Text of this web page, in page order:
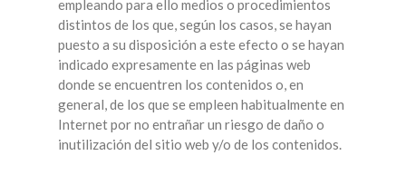
empleando para ello medios o procedimientos
distintos de los que, según los casos, se hayan
puesto a su disposición a este efecto o se hayan
indicado expresamente en las páginas web
donde se encuentren los contenidos o, en
general, de los que se empleen habitualmente en
Internet por no entrañar un riesgo de daño o
inutilización del sitio web y/o de los contenidos.